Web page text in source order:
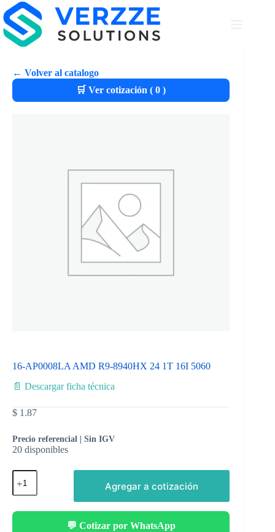
← Volver al catalogo
🛒 Ver cotización ( 0)
16-AP0008LA AMD R9-8940HX 24 1T 16I 5060
📄 Descargar ficha técnica
$ 1.87
Precio referencial | Sin IGV
20 disponibles
Agregar a cotización
💬 Cotizar por WhatsApp